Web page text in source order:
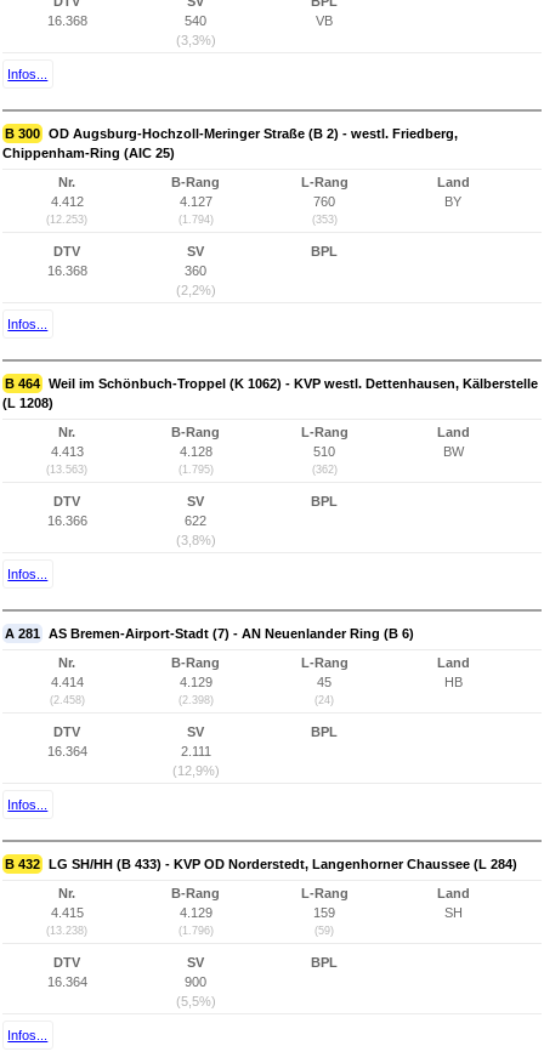
16.368
540
(3,3%)
VB
Infos...
B 300 OD Augsburg-Hochzoll-Meringer Straße (B 2) - westl. Friedberg,
Chippenham-Ring (AIC 25)
Nr.
4.412
(12.253)
B-Rang
4.127
(1.794)
L-Rang
760
(353)
Land
BY
DTV
16.368
SV
360
(2,2%)
BPL
Infos...
B 464 Weil im Schönbuch-Troppel (K 1062) - KVP westl. Dettenhausen, Kälberstelle
(L 1208)
Nr.
4.413
(13.563)
B-Rang
4.128
(1.795)
L-Rang
510
(362)
Land
BW
DTV
16.366
SV
622
(3,8%)
BPL
Infos...
A 281 AS Bremen-Airport-Stadt (7) - AN Neuenlander Ring (B 6)
Nr.
4.414
(2.458)
B-Rang
4.129
(2.398)
L-Rang
45
(24)
Land
HB
DTV
16.364
SV
2.111
(12,9%)
BPL
Infos...
B 432 LG SH/HH (B 433) - KVP OD Norderstedt, Langenhorner Chaussee (L 284)
Nr.
4.415
(13.238)
B-Rang
4.129
(1.796)
L-Rang
159
(59)
Land
SH
DTV
16.364
SV
900
(5,5%)
BPL
Infos...